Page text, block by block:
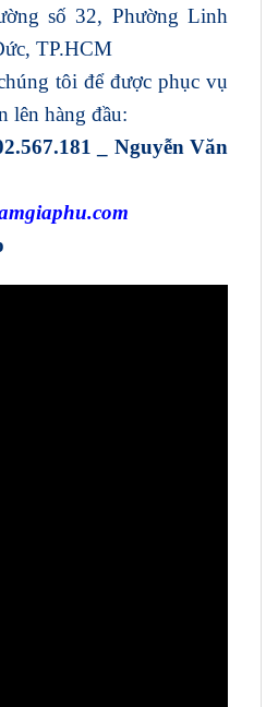
số 32, Phường Linh
TP.HCM
tôi để được phục vụ
lên hàng đầu:
_ Nguyễn Văn